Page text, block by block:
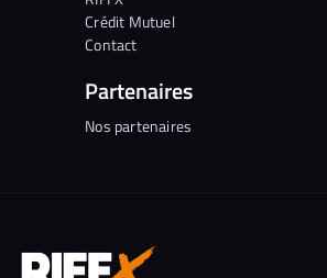
Crédit Mutuel
Contact
Partenaires
Nos partenaires